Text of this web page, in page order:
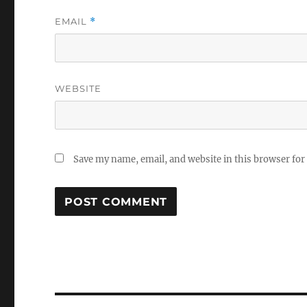
EMAIL *
WEBSITE
Save my name, email, and website in this browser